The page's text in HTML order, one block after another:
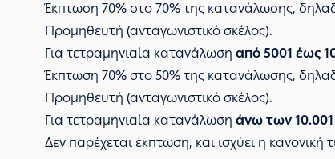
Έκπτωση 70% στο 70% της κατανάλωσης,
Προμηθευτή (ανταγωνιστικό σκέλος).
Για τετραμηνιαία κατανάλωση από 5001 έως
Έκπτωση 70% στο 50% της κατανάλωσης,
Προμηθευτή (ανταγωνιστικό σκέλος).
Για τετραμηνιαία κατανάλωση άνω των
Δεν παρέχεται έκπτωση, και ισχύει η